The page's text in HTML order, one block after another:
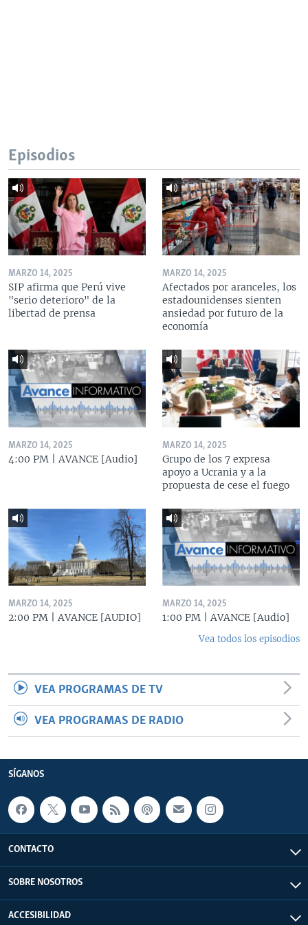
Episodios
MARZO 14, 2025
SIP afirma que Perú vive
"serio deterioro" de la
libertad de prensa
MARZO 14, 2025
Afectados por aranceles, los
estadounidenses sienten
ansiedad por futuro de la
economía
MARZO 14, 2025
4:00 PM | AVANCE [Audio]
MARZO 14, 2025
Grupo de los 7 expresa
apoyo a Ucrania y a la
propuesta de cese el fuego
MARZO 14, 2025
2:00 PM | AVANCE [AUDIO]
MARZO 14, 2025
1:00 PM | AVANCE [Audio]
Vea todos los episodios
VEA PROGRAMAS DE TV
VEA PROGRAMAS DE RADIO
SÍGANOS
CONTACTO
SOBRE NOSOTROS
ACCESIBILIDAD